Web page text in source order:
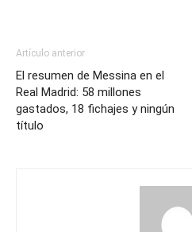
Artículo anterior
El resumen de Messina en el
Real Madrid: 58 millones
gastados, 18 fichajes y ningún
título